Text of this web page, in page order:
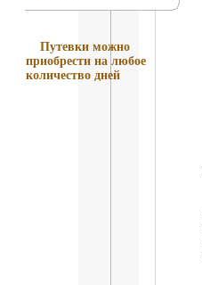
Путевки можно
приобрести на любое
количество дней